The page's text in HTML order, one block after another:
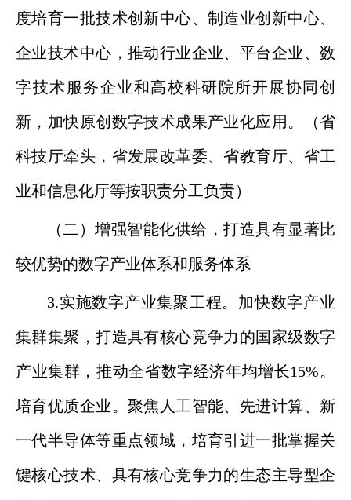
度培育一批技术创新中心、制造业创新中心、
企业技术中心，推动行业企业、平台企业、数
字技术服务企业和高校科研院所开展协同创
新，加快原创数字技术成果产业化应用。（省
科技厅牵头，省发展改革委、省教育厅、省工
业和信息化厅等按职责分工负责）
（二）增强智能化供给，打造具有显著比
较优势的数字产业体系和服务体系
3.实施数字产业集聚工程。加快数字产业
集群集聚，打造具有核心竞争力的国家级数字
产业集群，推动全省数字经济年均增长15%。
培育优质企业。聚焦人工智能、先进计算、新
一代半导体等重点领域，培育引进一批掌握关
键核心技术、具有核心竞争力的生态主导型企